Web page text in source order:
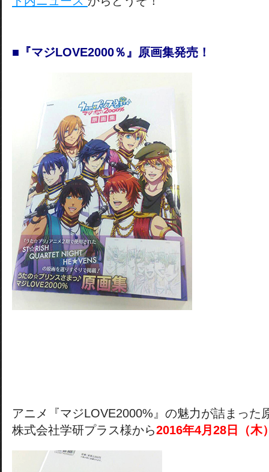
■『マジLOVE2000％』原画集発売！
アニメ『マジLOVE2000%』の魅力が詰まった
株式会社学研プラス様から2016年4月28日（木